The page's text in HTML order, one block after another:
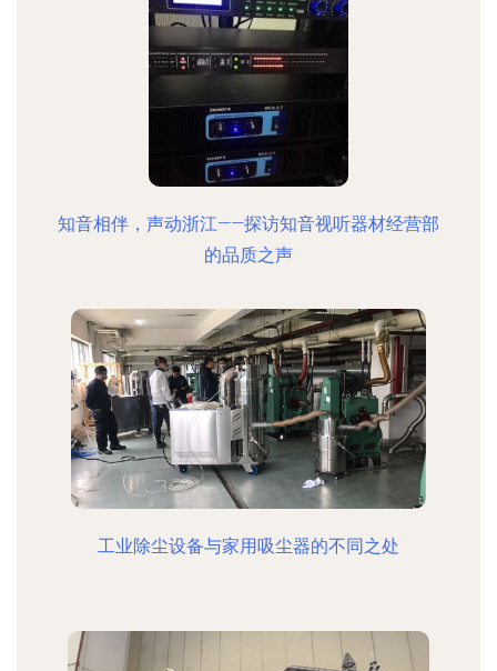
知音相伴，声动浙江——探访知音视听器材经营部
的品质之声
工业除尘设备与家用吸尘器的不同之处